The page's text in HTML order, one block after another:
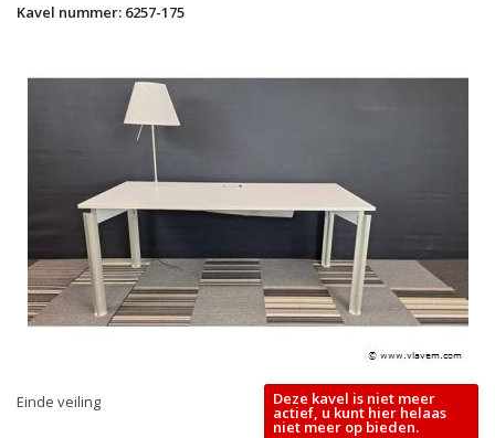
Kavel nummer: 6257-175
Einde veiling Deze kavel is niet meer
actief, u kunt hier helaas
niet meer op bieden.